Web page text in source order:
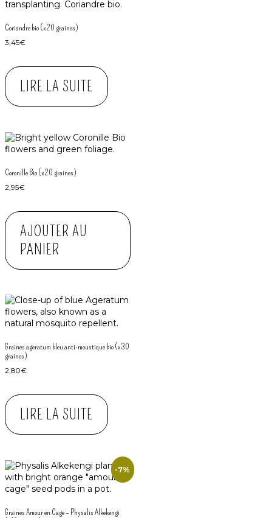
Coriandre bio (x20 graines)
3,45€
LIRE LA SUITE
Coronille Bio (x20 graines)
2,95€
AJOUTER AU
PANIER
Graines ageratum bleu anti-moustique bio (x30
graines)
2,80€
LIRE LA SUITE
-7%
Graines Amour en Cage – Physalis Alkekengi